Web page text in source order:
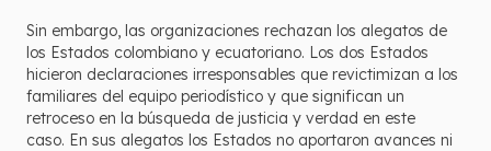
Sin embargo, las organizaciones rechazan los alegatos de
los Estados colombiano y ecuatoriano. Los dos Estados
hicieron declaraciones irresponsables que revictimizan a los
familiares del equipo periodístico y que significan un
retroceso en la búsqueda de justicia y verdad en este
caso. En sus alegatos los Estados no aportaron avances ni